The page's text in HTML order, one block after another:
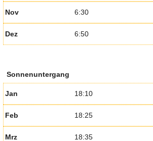
Nov 6:30
Dez 6:50
Sonnenuntergang
Jan 18:10
Feb 18:25
Mrz 18:35